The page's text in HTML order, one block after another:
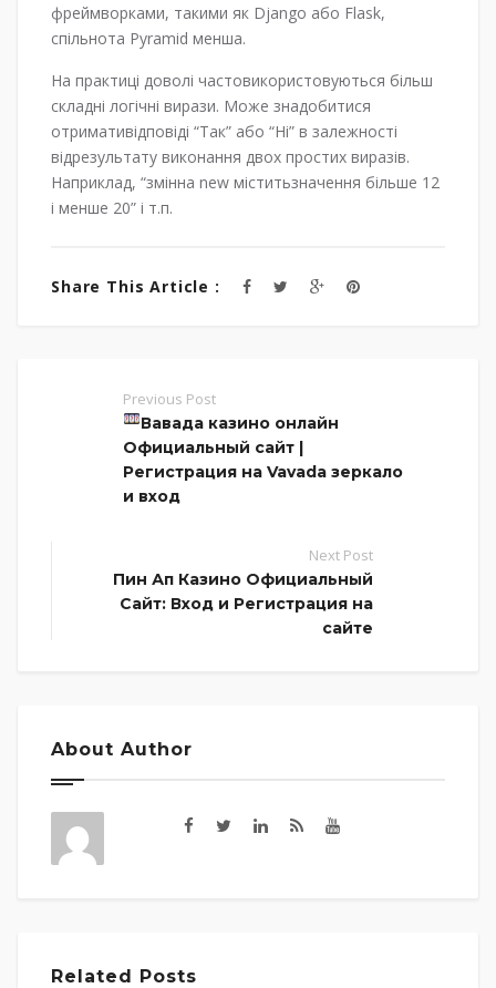
фреймворками, такими як Django або Flask,
спільнота Pyramid менша.
На практиці доволі частовикористовуються більш
складні логічні вирази. Може знадобитися
отримативідповіді “Так” або “Ні” в залежності
відрезультату виконання двох простих виразів.
Наприклад, “змінна new міститьзначення більше 12
і менше 20” і т.п.
Share This Article :
Previous Post
Вавада казино онлайн
Официальный сайт |
Регистрация на Vavada зеркало
и вход
Next Post
Пин Ап Казино Официальный
Сайт: Вход и Регистрация на
сайте
About Author
Related Posts